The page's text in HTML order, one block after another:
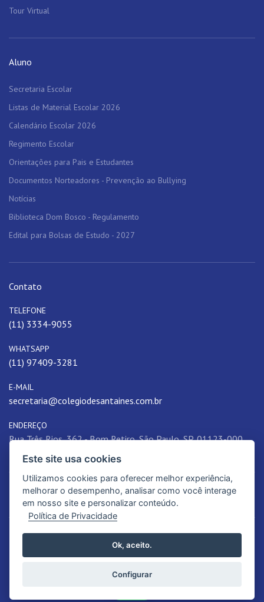
Tour Virtual
Aluno
Secretaria Escolar
Listas de Material Escolar 2026
Calendário Escolar 2026
Regimento Escolar
Orientações para Pais e Estudantes
Documentos Norteadores - Prevenção ao Bullying
Notícias
Biblioteca Dom Bosco - Regulamento
Edital para Bolsas de Estudo - 2027
Contato
TELEFONE
(11) 3334-9055
WHATSAPP
(11) 97409-3281
E-MAIL
secretaria@colegiodesantaines.com.br
ENDEREÇO
Rua Três Rios, 362 - Bom Retiro, São Paulo, SP, 01123-000,
Brasil
© 2026. Colégio de Santa Inês | Educação de qualidade e tradição. Todos
os Direitos Reservados.
Este site usa cookies
Utilizamos cookies para oferecer melhor experiência,
melhorar o desempenho, analisar como você interage
em nosso site e personalizar conteúdo.
Política de Privacidade
Ok, aceito.
Configurar